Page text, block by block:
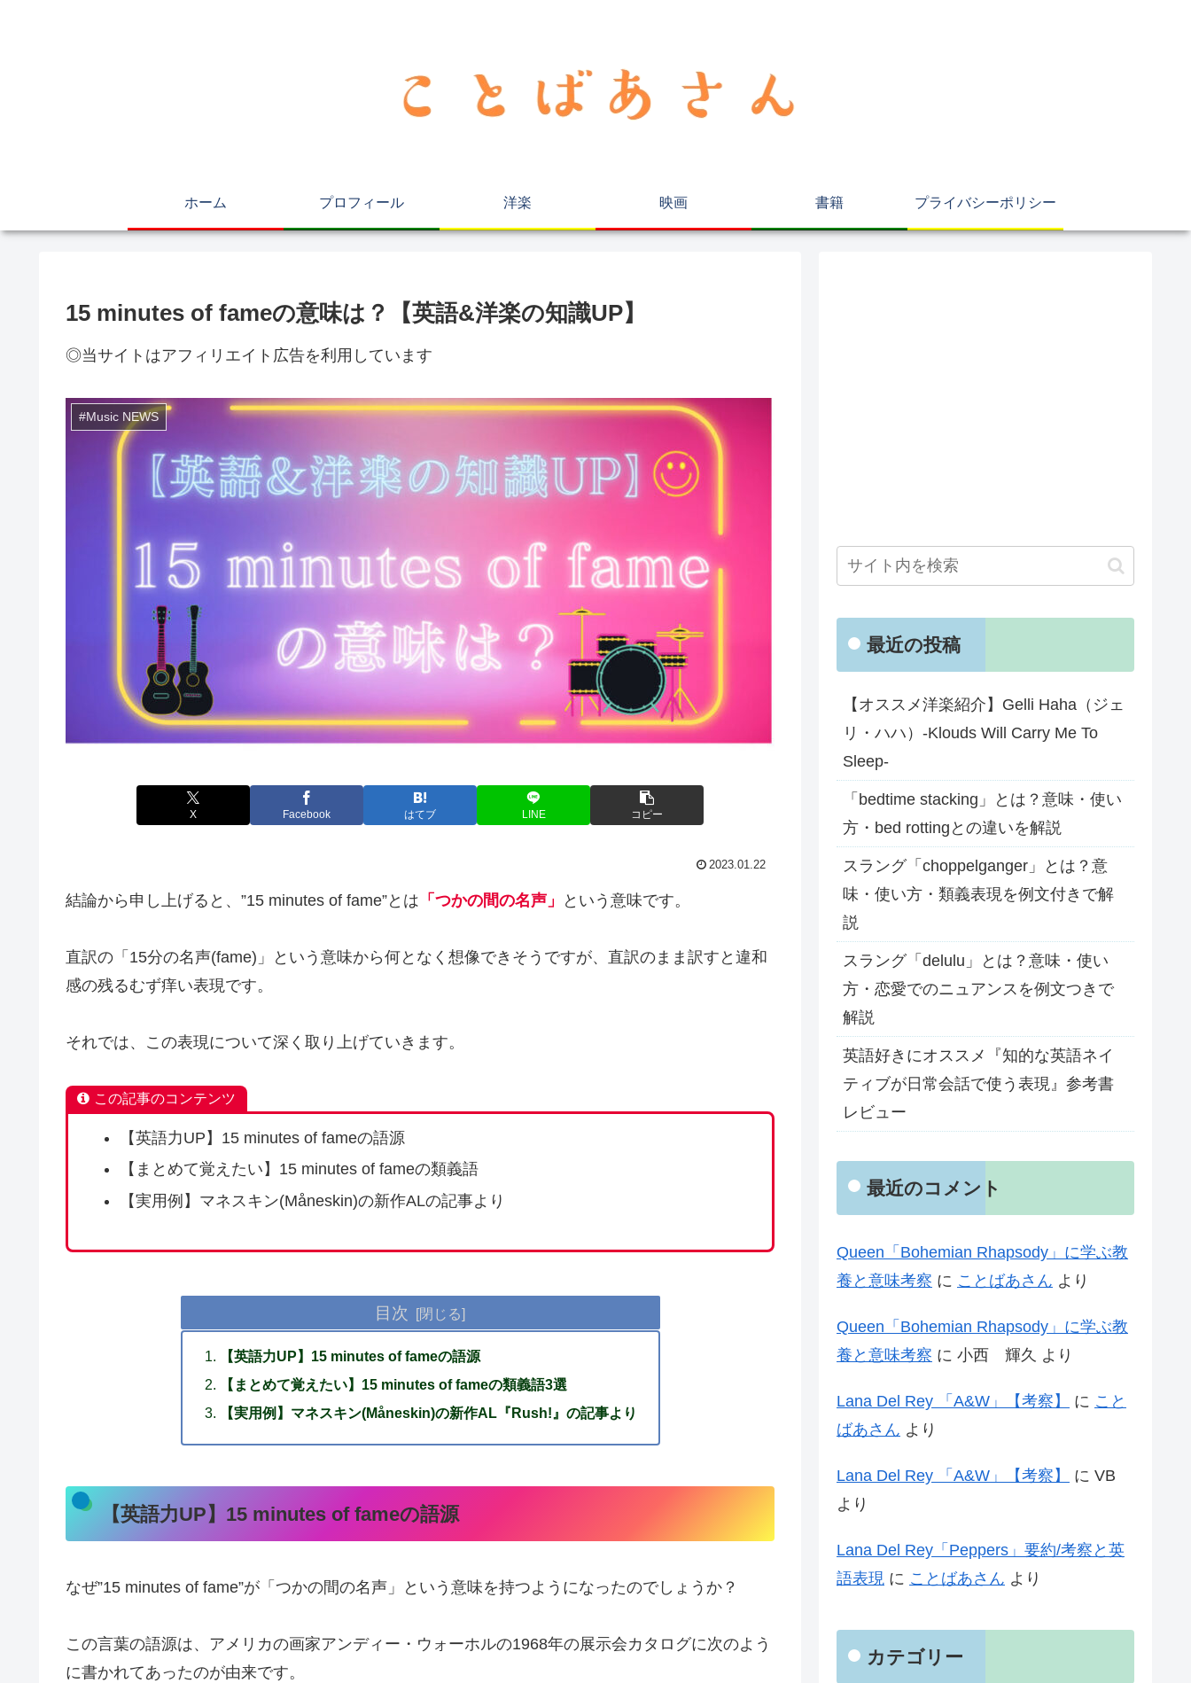
ホーム プロフィール 洋楽 映画 書籍 プライバシーポリシー
15 minutes of fameの意味は？【英語&洋楽の知識UP】
◎当サイトはアフィリエイト広告を利用しています
#Music NEWS
X Facebook はてブ LINE コピー
2023.01.22
結論から申し上げると、”15 minutes of fame”とは 「つかの間の名声」 という意味です。
直訳の「15分の名声(fame)」という意味から何となく想像できそうですが、直訳のまま訳すと違和
感の残るむず痒い表現です。
それでは、この表現について深く取り上げていきます。
この記事のコンテンツ
【英語力UP】15 minutes of fameの語源
【まとめて覚えたい】15 minutes of fameの類義語
【実用例】マネスキン(Måneskin)の新作ALの記事より
目次
【英語力UP】15 minutes of fameの語源
【まとめて覚えたい】15 minutes of fameの類義語3選
【実用例】マネスキン(Måneskin)の新作AL『Rush!』の記事より
【英語力UP】15 minutes of fameの語源
なぜ”15 minutes of fame”が「つかの間の名声」という意味を持つようになったのでしょうか？
この言葉の語源は、アメリカの画家アンディー・ウォーホルの1968年の展示会カタログに次のよう
に書かれてあったのが由来です。
最近の投稿
【オススメ洋楽紹介】Gelli Haha（ジェ
リ・ハハ）-Klouds Will Carry Me To
Sleep-
「bedtime stacking」とは？意味・使い
方・bed rottingとの違いを解説
スラング「choppelganger」とは？意
味・使い方・類義表現を例文付きで解
説
スラング「delulu」とは？意味・使い
方・恋愛でのニュアンスを例文つきで
解説
英語好きにオススメ『知的な英語ネイ
ティブが日常会話で使う表現』参考書
レビュー
最近のコメント
Queen「Bohemian Rhapsody」に学ぶ教
養と意味考察 に ことばあさん より
Queen「Bohemian Rhapsody」に学ぶ教
養と意味考察 に 小西 輝久 より
Lana Del Rey 「A&W」【考察】 に こと
ばあさん より
Lana Del Rey 「A&W」【考察】 に VB
より
Lana Del Rey「Peppers」要約/考察と英
語表現 に ことばあさん より
カテゴリー